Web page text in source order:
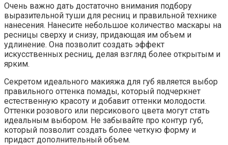
Очень важно дать достаточно внимания подбору
выразительной туши для ресниц и правильной технике
нанесения. Нанесите небольшое количество маскары на
ресницы сверху и снизу, придающая им объем и
удлинение. Она позволит создать эффект
искусственных ресниц, делая взгляд более открытым и
ярким.
Секретом идеального макияжа для губ является выбор
правильного оттенка помады, который подчеркнет
естественную красоту и добавит оттенки молодости.
Оттенки розового или персикового цвета могут стать
идеальным выбором. Не забывайте про контур губ,
который позволит создать более четкую форму и
придаст дополнительный объем.